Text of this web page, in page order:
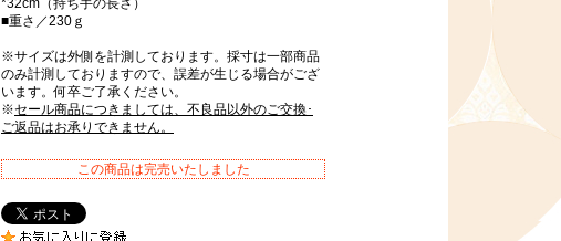
*32cm（持ち手の長さ）
■重さ／230ｇ
※サイズは外側を計測しております。採寸は一部商品
のみ計測しておりますので、誤差が生じる場合がござ
います。何卒ご了承ください。
※セール商品につきましては、不良品以外のご交換･
ご返品はお承りできません。
この商品は完売いたしました